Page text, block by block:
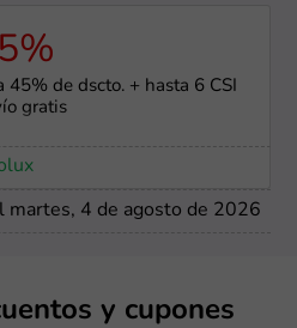
45% de dscto. + hasta 6 CSI
gratis
martes, 4 de agosto de 2026
y cupones